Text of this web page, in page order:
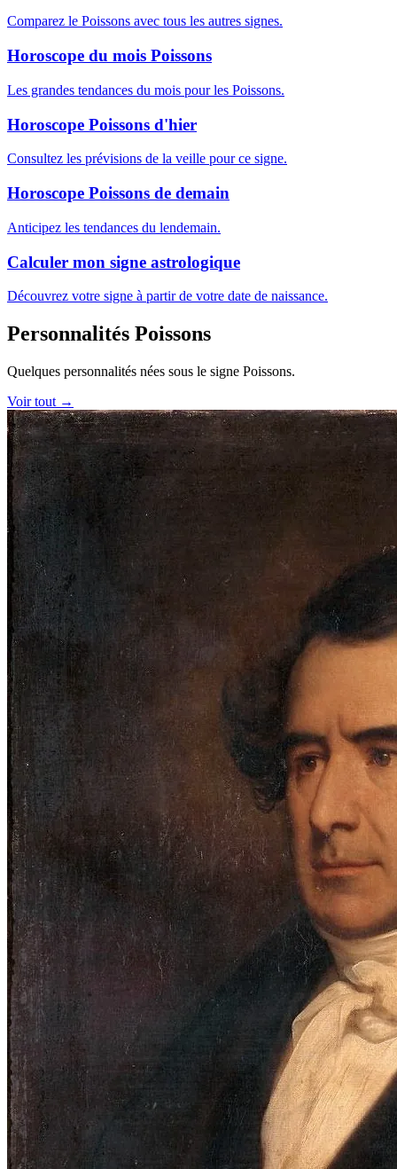
Comparez le Poissons avec tous les autres signes.
Horoscope du mois Poissons
Les grandes tendances du mois pour les Poissons.
Horoscope Poissons d'hier
Consultez les prévisions de la veille pour ce signe.
Horoscope Poissons de demain
Anticipez les tendances du lendemain.
Calculer mon signe astrologique
Découvrez votre signe à partir de votre date de naissance.
Personnalités Poissons
Quelques personnalités nées sous le signe Poissons.
Voir tout →